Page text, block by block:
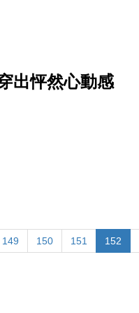
出怦然心動感
149 150 151 152